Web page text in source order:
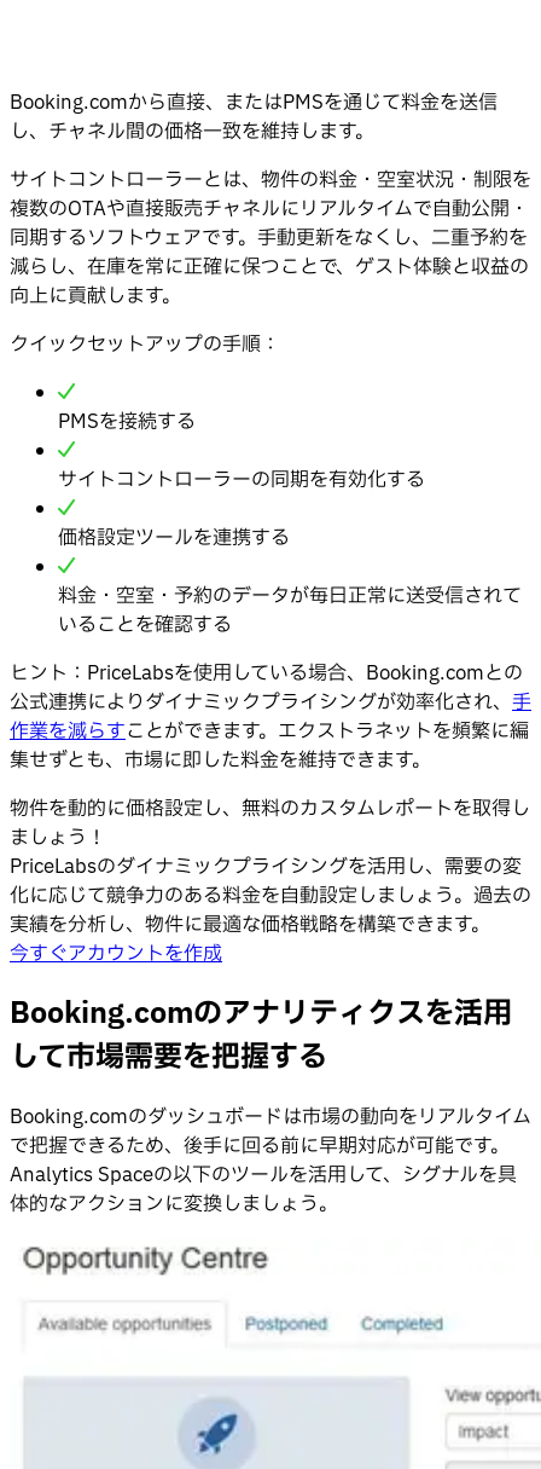
Booking.comから直接、またはPMSを通じて料金を送信
し、チャネル間の価格一致を維持します。
サイトコントローラーとは、物件の料金・空室状況・制限を
複数のOTAや直接販売チャネルにリアルタイムで自動公開・
同期するソフトウェアです。手動更新をなくし、二重予約を
減らし、在庫を常に正確に保つことで、ゲスト体験と収益の
向上に貢献します。
クイックセットアップの手順：
PMSを接続する
サイトコントローラーの同期を有効化する
価格設定ツールを連携する
料金・空室・予約のデータが毎日正常に送受信されて
いることを確認する
ヒント：PriceLabsを使用している場合、Booking.comとの
公式連携によりダイナミックプライシングが効率化され、 手
作業を減らすことができます。エクストラネットを頻繁に編
集せずとも、市場に即した料金を維持できます。
物件を動的に価格設定し、無料のカスタムレポートを取得し
ましょう！
PriceLabsのダイナミックプライシングを活用し、需要の変
化に応じて競争力のある料金を自動設定しましょう。過去の
実績を分析し、物件に最適な価格戦略を構築できます。
今すぐアカウントを作成
Booking.comのアナリティクスを活用
して市場需要を把握する
Booking.comのダッシュボードは市場の動向をリアルタイム
で把握できるため、後手に回る前に早期対応が可能です。
Analytics Spaceの以下のツールを活用して、シグナルを具
体的なアクションに変換しましょう。